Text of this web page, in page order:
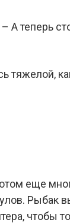
А теперь
тяжелой,
еще
Рыбак
чтобы